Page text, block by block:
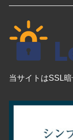
当サイトはSSL